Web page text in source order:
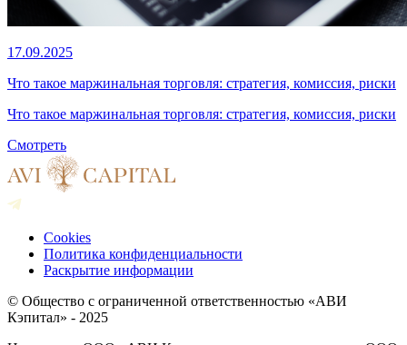
17.09.2025
Что такое маржинальная торговля: стратегия, комиссия, риски
Что такое маржинальная торговля: стратегия, комиссия, риски
Смотреть
Cookies
Политика конфиденциальности
Раскрытие информации
© Общество с ограниченной ответственностью «АВИ
Кэпитал» - 2025